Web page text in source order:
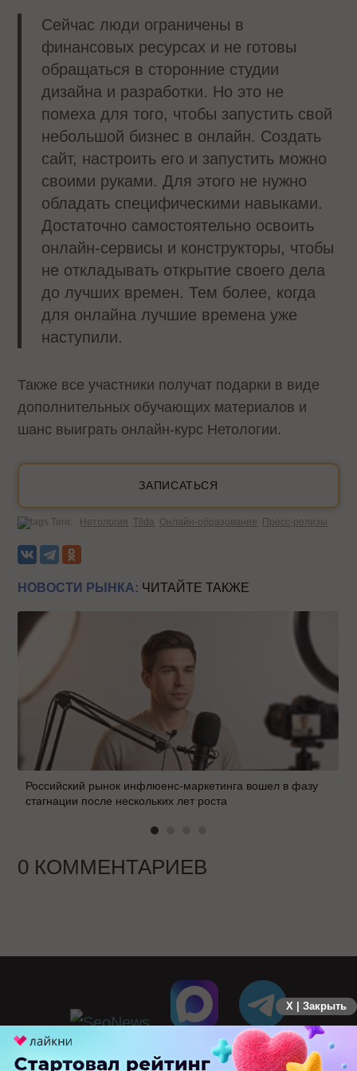
Сейчас люди ограничены в
финансовых ресурсах и не готовы
обращаться в сторонние студии
дизайна и разработки. Но это не
помеха для того, чтобы запустить свой
небольшой бизнес в онлайн. Создать
сайт, настроить его и запустить можно
своими руками. Для этого не нужно
обладать специфическими навыками.
Достаточно самостоятельно освоить
онлайн-сервисы и конструкторы, чтобы
не откладывать открытие своего дела
до лучших времен. Тем более, когда
для онлайна лучшие времена уже
наступили.
Также все участники получат подарки в виде
дополнительных обучающих материалов и
шанс выиграть онлайн-курс Нетологии.
ЗАПИСАТЬСЯ
Теги: Нетология Tilda Онлайн-образование Пресс-релизы
НОВОСТИ РЫНКА: ЧИТАЙТЕ ТАКЖЕ
Российский рынок инфлюенс-маркетинга вошел в фазу
стагнации после нескольких лет роста
0 КОММЕНТАРИЕВ
X | Закрыть
ПЕРЕЙТИ НА ПОЛНУЮ ВЕРСИЮ